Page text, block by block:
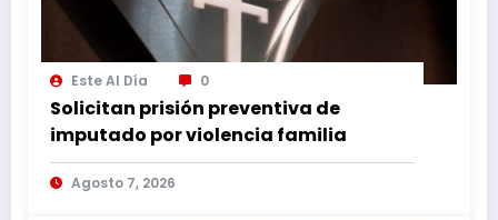
Este Al Día 0
Solicitan prisión preventiva de
imputado por violencia familia
Agosto 7, 2026